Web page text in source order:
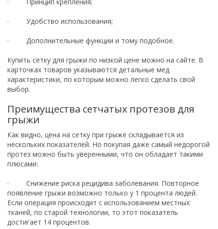
· Принцип крепления;
· Удобство использования;
· Дополнительные функции и тому подобное.
Купить сетку для грыжи по низкой цене можно на сайте. В
карточках товаров указываются детальные мед
характеристики, по которым можно легко сделать свой
выбор.
Преимущества сетчатых протезов для
грыжи
Как видно, цена на сетку при грыже складывается из
нескольких показателей. Но покупая даже самый недорогой
протез можно быть уверенными, что он обладает такими
плюсами:
· Снижение риска рецидива заболевания. Повторное
появление грыжи возможно только у 1 процента людей.
Если операция происходит с использованием местных
тканей, по старой технологии, то этот показатель
достигает 14 процентов.